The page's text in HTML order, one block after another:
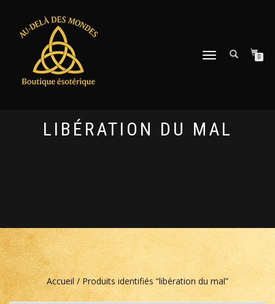
DÉPLIER
0
LIBÉRATION DU MAL
Accueil/ Produits identifiés “libération du mal”